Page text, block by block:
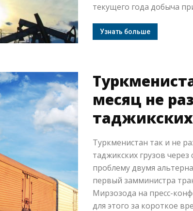
текущего года добыча
Узнать больше
месяц не
таджикских
Туркменистан так и не
таджикских грузов
проблему двумя
первый замминистра
Мирзозода на пресс-
для этого за короткое